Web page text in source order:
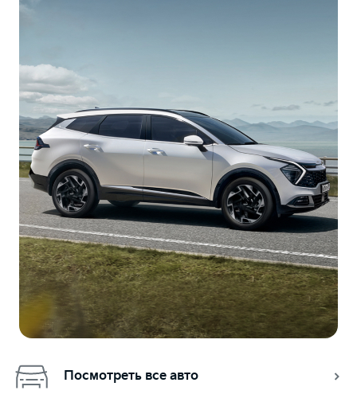
Посмотреть все авто